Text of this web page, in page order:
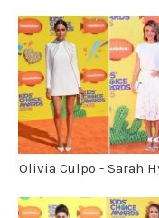
Olivia Culpo - Sarah